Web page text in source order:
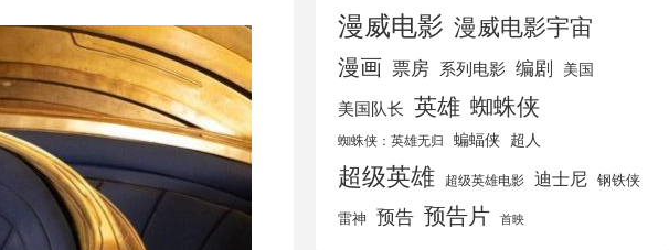
漫威电影 漫威电影宇宙
漫画 票房 系列电影 编剧 美国
美国队长 英雄 蜘蛛侠
蜘蛛侠：英雄无归 蝙蝠侠 超人
超级英雄 超级英雄电影 迪士尼 钢铁侠
雷神 预告 预告片 首映